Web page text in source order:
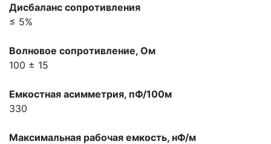
Дисбаланс сопpотивления
≤ 5%
Волновое сопpотивление, Ом
100 ± 15
Емкостная асимметрия, пФ/100м
330
Максимальная pабочая емкость, нФ/м